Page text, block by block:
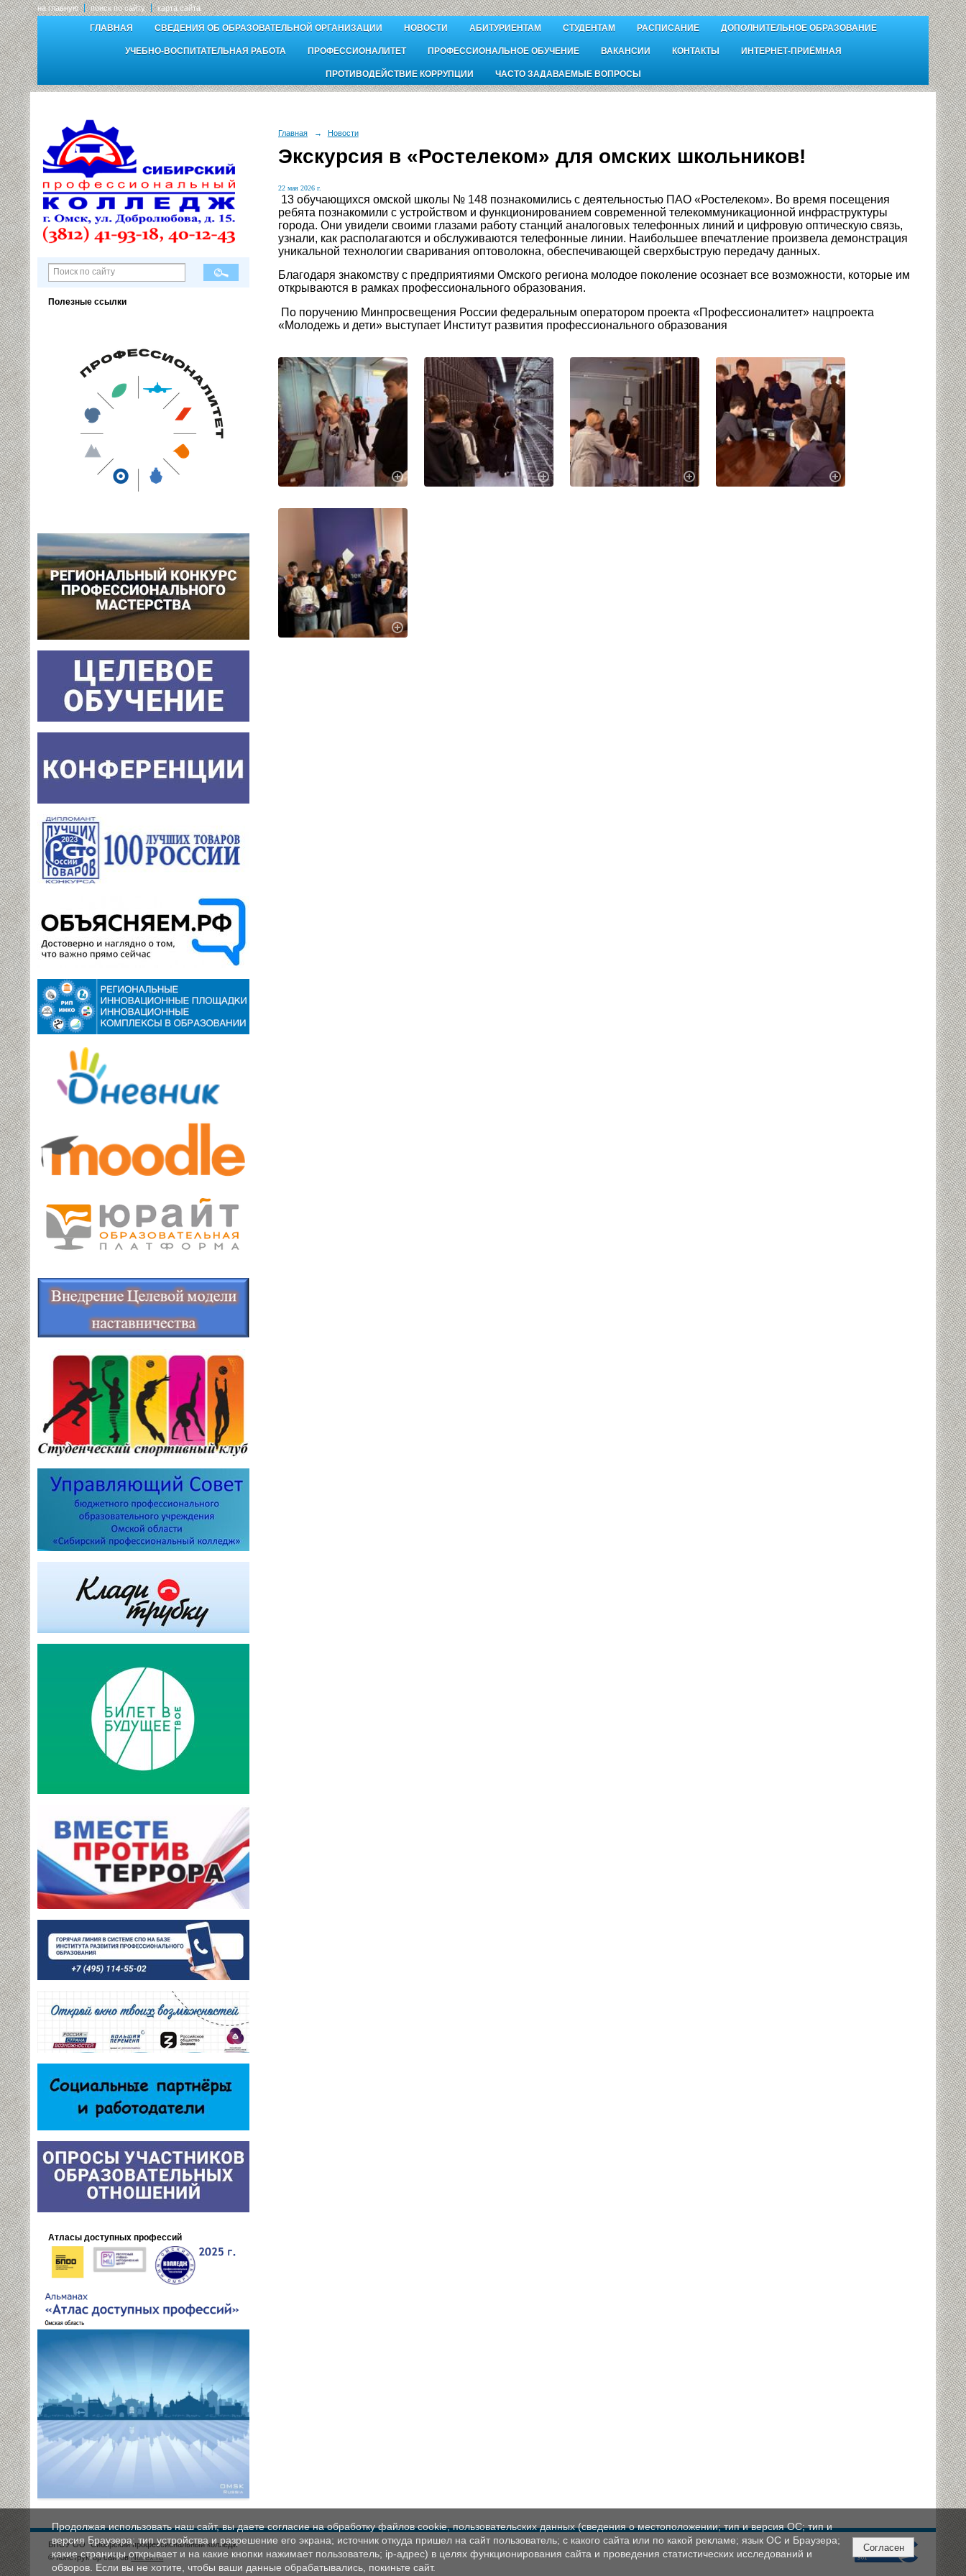
на главную поиск по сайту карта сайта
ГЛАВНАЯ СВЕДЕНИЯ ОБ ОБРАЗОВАТЕЛЬНОЙ ОРГАНИЗАЦИИ НОВОСТИ АБИТУРИЕНТАМ СТУДЕНТАМ РАСПИСАНИЕ ДОПОЛНИТЕЛЬНОЕ ОБРАЗОВАНИЕ
УЧЕБНО-ВОСПИТАТЕЛЬНАЯ РАБОТА ПРОФЕССИОНАЛИТЕТ ПРОФЕССИОНАЛЬНОЕ ОБУЧЕНИЕ ВАКАНСИИ КОНТАКТЫ ИНТЕРНЕТ-ПРИЁМНАЯ
ПРОТИВОДЕЙСТВИЕ КОРРУПЦИИ ЧАСТО ЗАДАВАЕМЫЕ ВОПРОСЫ
Полезные ссылки
Атласы доступных профессий
Главная → Новости
Экскурсия в «Ростелеком» для омских школьников!
22 мая 2026 г.
13 обучающихся омской школы № 148 познакомились с деятельностью ПАО «Ростелеком». Во время посещения
ребята познакомили с устройством и функционированием современной телекоммуникационной инфраструктуры
города. Они увидели своими глазами работу станций аналоговых телефонных линий и цифровую оптическую связь,
узнали, как располагаются и обслуживаются телефонные линии. Наибольшее впечатление произвела демонстрация
уникальной технологии сваривания оптоволокна, обеспечивающей сверхбыструю передачу данных.
Благодаря знакомству с предприятиями Омского региона молодое поколение осознает все возможности, которые им
открываются в рамках профессионального образования.
По поручению Минпросвещения России федеральным оператором проекта «Профессионалитет» нацпроекта
«Молодежь и дети» выступает Институт развития профессионального образования
БПОУ ОО "Сибирский профессиональный колледж"
© Конструктор сайтовNubex.ru
Продолжая использовать наш сайт, вы даете согласие на обработку файлов cookie, пользовательских данных (сведения о местоположении; тип и версия ОС; тип и
версия Браузера; тип устройства и разрешение его экрана; источник откуда пришел на сайт пользователь; с какого сайта или по какой рекламе; язык ОС и Браузера;
какие страницы открывает и на какие кнопки нажимает пользователь; ip-адрес) в целях функционирования сайта и проведения статистических исследований и
обзоров. Если вы не хотите, чтобы ваши данные обрабатывались, покиньте сайт.
Согласен